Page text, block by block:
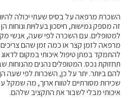
השכרת מרפאה על בסיס שעתי יכולה
זה מספק גמישות, חיסכון בעלויות ונוחות
למטופלים. עם השכרה לפי שעה, אנשי
מרפאה לזמן קצר או כמה זמן שהם
להתמקד במתן טיפול איכותי במקום לדאוג
תחזוקת נכס. המטופלים נהנים מהנוחות
להם ביותר. יתר על כן, השכרות לפי שעה הן
שכירות מסורתיים לטווח ארוך, מה שמקל
איכותי מבלי לשבור את התקציב שלהם.